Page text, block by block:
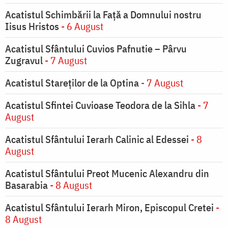
Acatistul Schimbării la Faţă a Domnului nostru
Iisus Hristos - 6 August
Acatistul Sfântului Cuvios Pafnutie – Pârvu
Zugravul- 7 August
Acatistul Stareţilor de la Optina- 7 August
Acatistul Sfintei Cuvioase Teodora de la Sihla- 7
August
Acatistul Sfântului Ierarh Calinic al Edessei - 8
August
Acatistul Sfântului Preot Mucenic Alexandru din
Basarabia- 8 August
Acatistul Sfântului Ierarh Miron, Episcopul Cretei -
8 August